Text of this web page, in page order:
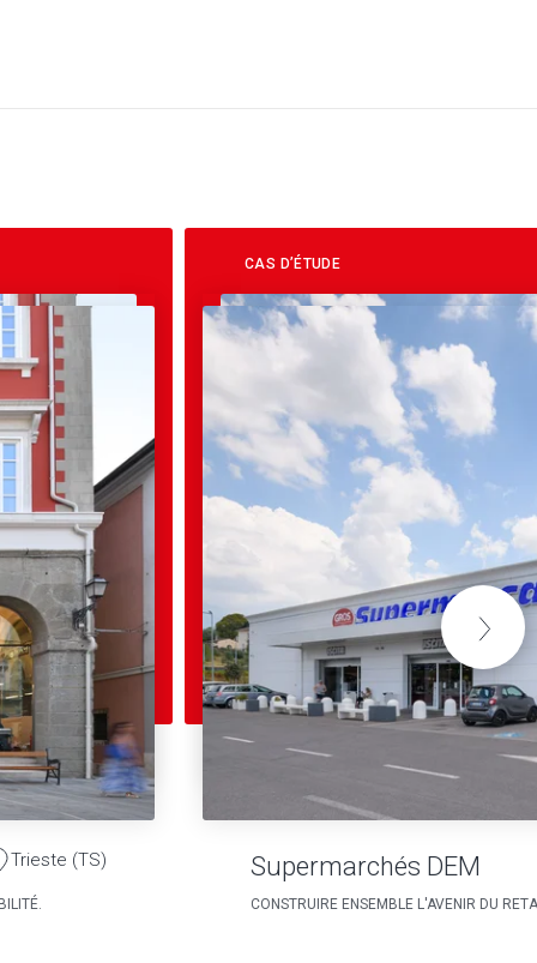
Trieste (TS)
CAS D’ÉTUDE
Supermarchés DEM
CONSTRUIRE ENSEMBLE L'AVENIR DU